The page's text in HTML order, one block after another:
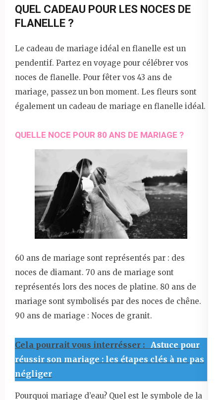
QUEL CADEAU POUR LES NOCES DE
FLANELLE ?
Le cadeau de mariage idéal en flanelle est un
pendentif. Partez en voyage pour célébrer vos
noces de flanelle. Pour fêter vos 43 ans de
mariage, passez un bon moment. Les fleurs sont
également un cadeau de mariage en flanelle idéal.
QUELLE NOCE POUR 80 ANS DE MARIAGE ?
60 ans de mariage sont représentés par : des
noces de diamant. 70 ans de mariage sont
représentés lors des noces de platine. 80 ans de
mariage sont symbolisés par des noces de chêne.
90 ans de mariage : Noces de granit.
Cela pourrait vous interrésser :
Astuce pour
réussir son mariage : les étapes clés à ne pas
négliger
Pourquoi mariage d’eau? Quel est le symbole de la